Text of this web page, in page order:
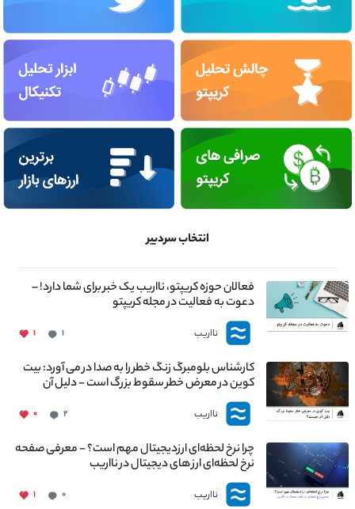
انتخاب سردبیر
فعالان حوزه کریپتو، نااریب یک خبر برای شما دارد! –
دعوت به فعالیت در مجله کریپتو
نااریب ۱ ۱
کارشناس بلومبرگ زنگ خطر را به صدا در می آورد: بیت
کوین در معرض خطر سقوط بزرگ است - دلیل آن
چیست؟
نااریب ۲ ۰
چرا نرخ لحظه‌ای ارزدیجیتال مهم است؟ - معرفی صفحه
نرخ لحظه‌ای ارز های دیجیتال در نااریب
نااریب ۰ ۱